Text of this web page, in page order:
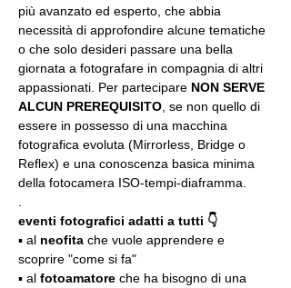
più avanzato ed esperto, che abbia
necessità di approfondire alcune tematiche
o che solo desideri passare una bella
giornata a fotografare in compagnia di altri
appassionati. Per partecipare NON SERVE
ALCUN PREREQUISITO , se non quello di
essere in possesso di una macchina
fotografica evoluta (Mirrorless, Bridge o
Reflex) e una conoscenza basica minima
della fotocamera ISO-tempi-diaframma.
eventi fotografici adatti a tutti 👇
▪️ al neofita che vuole apprendere e
scoprire "come si fa"
▪️ al fotoamatore che ha bisogno di una